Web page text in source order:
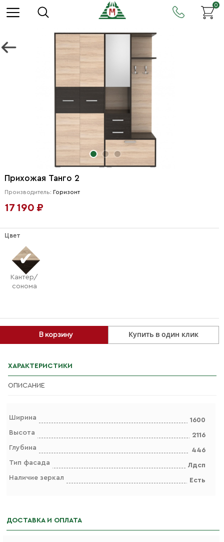
0
Прихожая Танго 2
Производитель: Горизонт
17 190 ₽
В корзину Купить в один клик
Цвет
Кантер/
сонома
ХАРАКТЕРИСТИКИ
ОПИСАНИЕ
Ширина
1600
Высота
2116
Глубина
446
Тип фасада
Лдсп
Наличие зеркал
Есть
ДОСТАВКА И ОПЛАТА